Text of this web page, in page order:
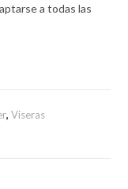
a todas las
,Viseras